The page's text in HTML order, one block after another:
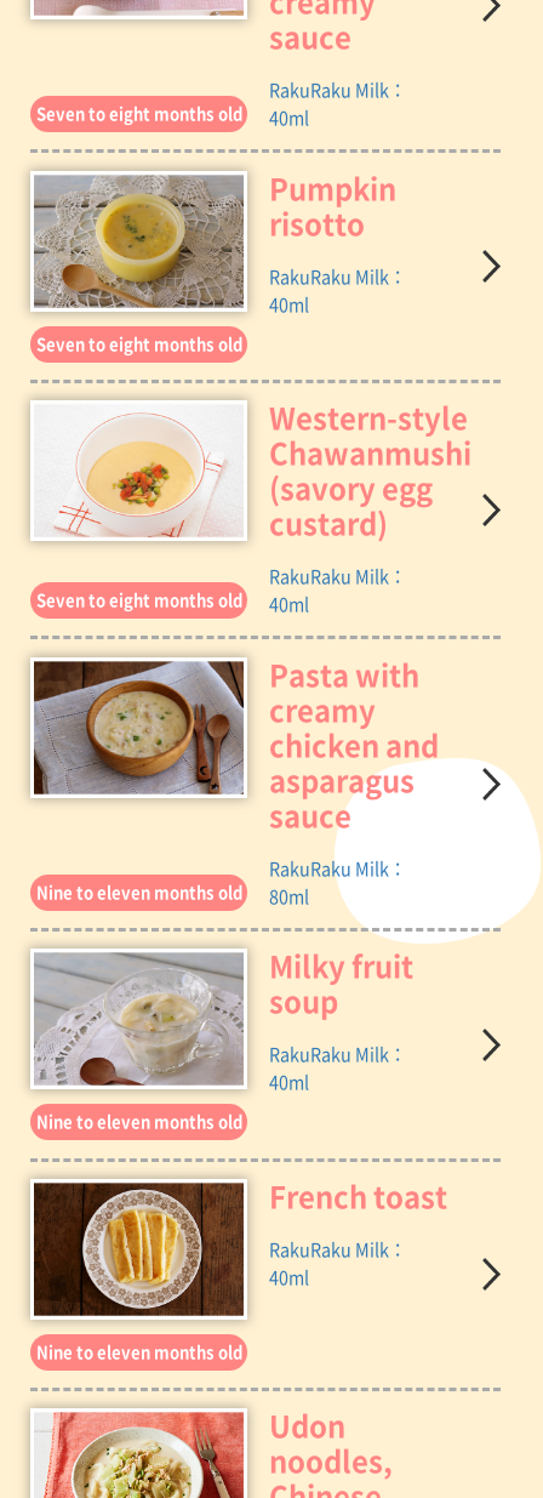
sauce
RakuRaku Milk：
40ml
Seven to eight months old
Pumpkin
risotto
RakuRaku Milk：
40ml
Seven to eight months old
Western-style
Chawanmushi
(savory egg
custard)
RakuRaku Milk：
40ml
Seven to eight months old
Pasta with
creamy
chicken and
asparagus
sauce
RakuRaku Milk：
80ml
Nine to eleven months old
Milky fruit
soup
RakuRaku Milk：
40ml
Nine to eleven months old
French toast
RakuRaku Milk：
40ml
Nine to eleven months old
Udon
noodles,